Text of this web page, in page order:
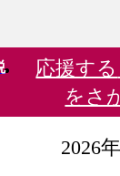
応援する
をさ
2026